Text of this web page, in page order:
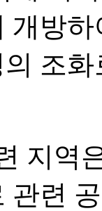
개방
조
지역
관련